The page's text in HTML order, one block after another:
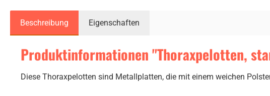
Beschreibung Eigenschaften
Produktinformationen "Thoraxpelotten,
Diese Thoraxpelotten sind Metallplatten, die mit einem weichen